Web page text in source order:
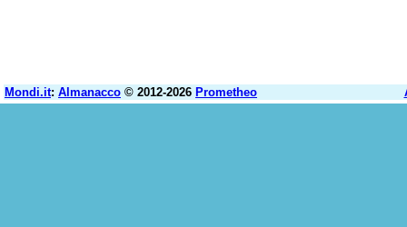
Mondi.it: Almanacco © 2012-2026 Prometheo